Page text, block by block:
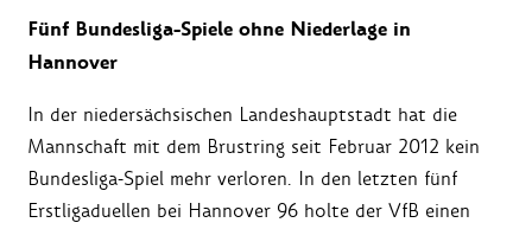
Fünf Bundesliga-Spiele ohne Niederlage in
Hannover
In der niedersächsischen Landeshauptstadt hat die
Mannschaft mit dem Brustring seit Februar 2012 kein
Bundesliga-Spiel mehr verloren. In den letzten fünf
Erstligaduellen bei Hannover 96 holte der VfB einen